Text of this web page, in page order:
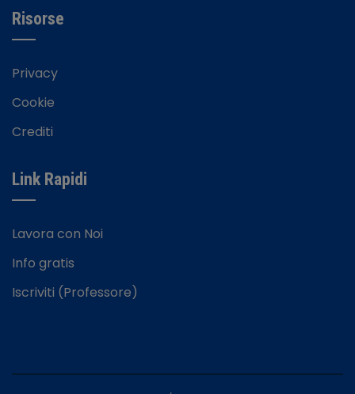
Risorse
Privacy
Cookie
Crediti
Link Rapidi
Lavora con Noi
Info gratis
Iscriviti (Professore)